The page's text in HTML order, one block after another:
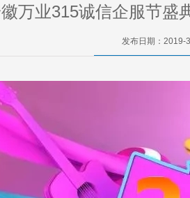
万业315诚信企服节盛
发布日期：